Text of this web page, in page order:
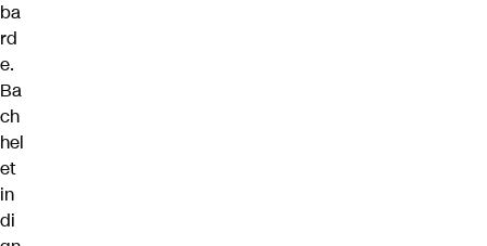
ba
rd
e.
Ba
ch
hel
et
in
di